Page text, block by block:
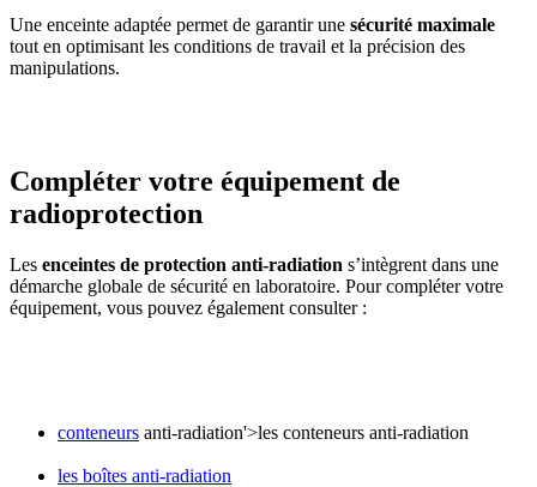
Une enceinte adaptée permet de garantir une sécurité maximale
tout en optimisant les conditions de travail et la précision des
manipulations.
Compléter votre équipement de
radioprotection
Les enceintes de protection anti-radiation s’intègrent dans une
démarche globale de sécurité en laboratoire. Pour compléter votre
équipement, vous pouvez également consulter :
conteneurs anti-radiation'>les conteneurs anti-radiation
les boîtes anti-radiation